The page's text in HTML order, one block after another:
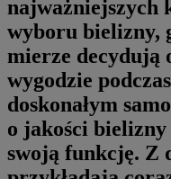
najważniejszych
wyboru bielizny,
mierze decydują
wygodzie
doskonałym
o jakości bielizny
swoją funkcję. Z